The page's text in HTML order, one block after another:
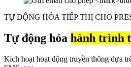
TỰ ĐỘNG HÓA TIẾP THỊ CHO
Tự động hóa hành trình
Kích hoạt hoạt động truyền thông dựa